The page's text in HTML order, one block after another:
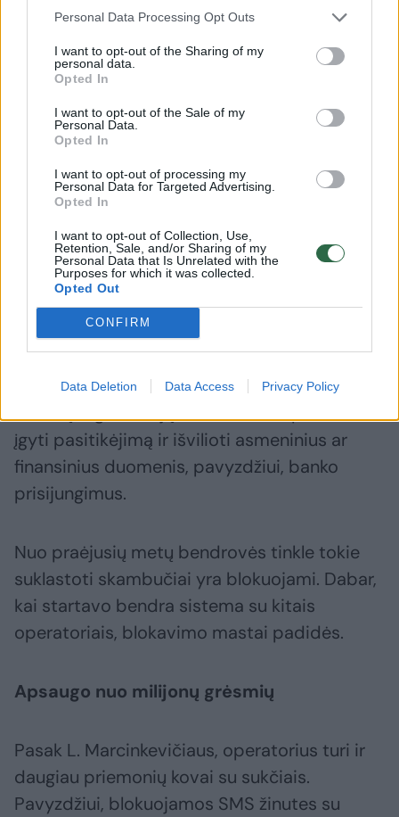
Personal Data Processing Opt Outs
I want to opt-out of the Sharing of my
personal data.
Opted In
I want to opt-out of the Sale of my
Personal Data.
Opted In
I want to opt-out of processing my
Personal Data for Targeted Advertising.
Opted In
I want to opt-out of Collection, Use,
Retention, Sale, and/or Sharing of my
Personal Data that Is Unrelated with the
Purposes for which it was collected.
Opted Out
CONFIRM
Data Deletion Data Access Privacy Policy
Kaip veikia?
Telefoniniai sukčiai naudoja suklastotus
numerius (angl. vadinamasis „spoofing“),
siekdami sudaryti įspūdį, kad skambina ar
rašo patikimas asmuo ar organizacija. Nors
lietuviško numerio, iš tikrųjų ryšys
užmezgamas iš užsienio.
Sukčiai apsimeta mobiliojo ryšio operatorių,
bankų, siuntų bendrovių, valstybinių
institucijų, tarptautinių įmonių ar kitų gerai
įgyti pasitikėjimą ir išvilioti asmeninius ar
finansinius duomenis, pavyzdžiui, banko
prisijungimus.
Nuo praėjusių metų bendrovės tinkle tokie
suklastoti skambučiai yra blokuojami. Dabar,
kai startavo bendra sistema su kitais
operatoriais, blokavimo mastai padidės.
Apsaugo nuo milijonų grėsmių
Pasak L. Marcinkevičiaus, operatorius turi ir
daugiau priemonių kovai su sukčiais.
Pavyzdžiui, blokuojamos SMS žinutes su